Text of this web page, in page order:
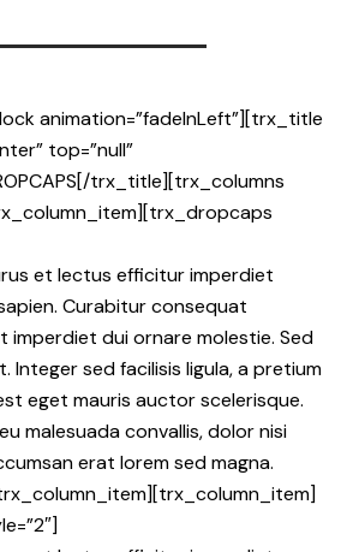
animation=”fadeInLeft”][trx_title
top=”null”
trx_title][trx_columns
et lectus efficitur imperdiet
Curabitur consequat
imperdiet dui ornare molestie. Sed
Integer sed facilisis ligula, a pretium
eget mauris auctor scelerisque.
malesuada convallis, dolor nisi
erat lorem sed magna.